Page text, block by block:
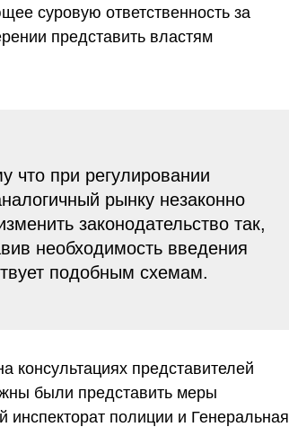
суровую ответственность за
представить властям
что при регулировании
рынку незаконно
законодательство так,
необходимость введения
подобным схемам.
консультациях представителей
были представить меры
полиции и Генеральная